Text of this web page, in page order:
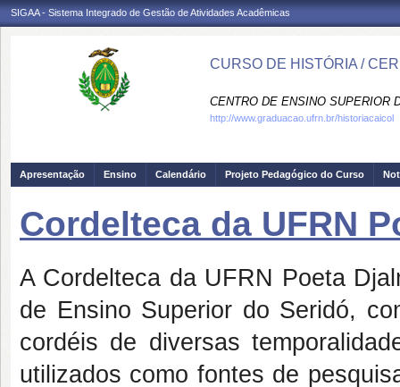
SIGAA - Sistema Integrado de Gestão de Atividades Acadêmicas
CURSO DE HISTÓRIA /
CENTRO DE ENSINO SUPERIOR
http://www.graduacao.ufrn.br/historiacaicol
Apresentação Ensino Calendário Projeto Pedagógico do Curso
Cordelteca da UFRN
A Cordelteca da UFRN Poeta
de Ensino Superior do Seridó,
cordéis de diversas
utilizados como fontes de